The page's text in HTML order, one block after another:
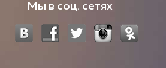
Мы в соц. сетях